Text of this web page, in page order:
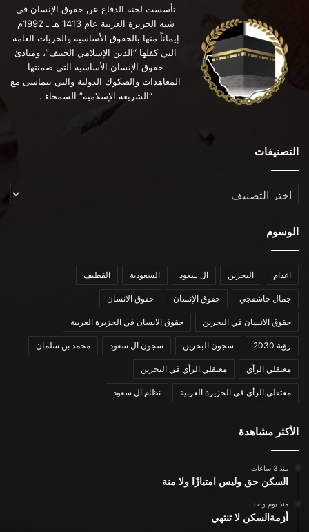
تأسست لجنة الدفاع عن حقوق الإنسان في
شبه الجزيرة العربية عام 1413 هـ ـ 1992م
إيماناً منها بالحقوق الأساسية والحريات العامة
التي كفلها “الدين الإسلامي الحنيف”، ومبادئ
حقوق الإنسان الأساسية التي ضمنتها
المعاهدات والصكوك الدولية والتي تتماشى مع
“الشريعة الإسلامية” السمحاء .
التصنيفات
التصنيفات
الوسوم
اعدام البحرين ال سعود السعودية القطيف
جمال خاشقجي حقوق الإنسان حقوق الانسان
حقوق الانسان في البحرين حقوق الانسان في الجزيرة العربية
رؤية 2030 سجون البحرين سجون ال سعود محمد بن سلمان
معتقلي الرأي معتقلي الرأي في البحرين
معتقلي الرأي في الجزيرة العربية نظام ال سعود
الأكثر مشاهدة
منذ 3 ساعات
السكن حق وليس امتيازًا ولا منة
منذ يوم واحد
أزمةالسكن لا تنتهي